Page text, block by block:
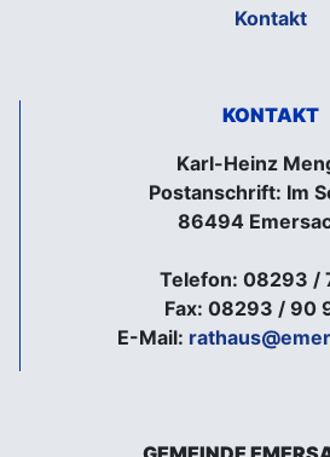
Kontakt
KONTAKT
Karl-Heinz
Postanschrift: Im
86494
Telefon: 08293 /
Fax: 08293 / 90
E-Mail: